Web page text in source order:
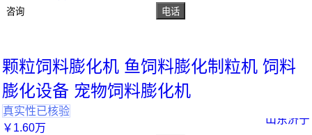
咨询 电话
颗粒饲料膨化机 鱼饲料膨化制粒机 饲料
膨化设备 宠物饲料膨化机
真实性已核验
￥ 1.60万
山东济宁